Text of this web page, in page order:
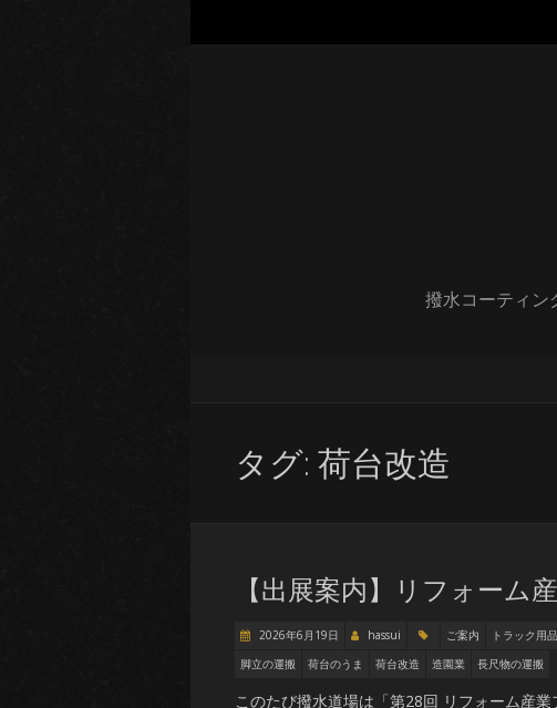
撥水コーティン
タグ: 荷台改造
【出展案内】リフォーム
2026年6月19日 hassui ご案内 トラック用品
脚立の運搬
荷台のうま 荷台改造 造園業 長尺物の運搬
このたび撥水道場は「第28回 リフォーム産